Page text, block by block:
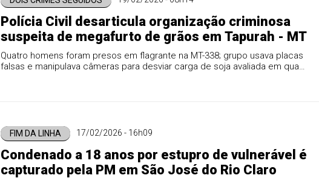
Polícia Civil desarticula organização criminosa
suspeita de megafurto de grãos em Tapurah - MT
Quatro homens foram presos em flagrante na MT-338; grupo usava placas
falsas e manipulava câmeras para desviar carga de soja avaliada em quase
FIM DA LINHA 17/02/2026 - 16h09
Condenado a 18 anos por estupro de vulnerável é
capturado pela PM em São José do Rio Claro